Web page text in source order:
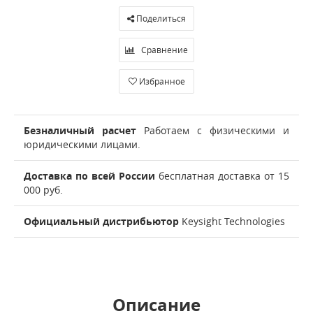
Поделиться
Сравнение
Избранное
Безналичный расчет Работаем с физическими и
юридическими лицами.
Доставка по всей России бесплатная доставка от 15
000 руб.
Официальный дистрибьютор Keysight Technologies
Описание